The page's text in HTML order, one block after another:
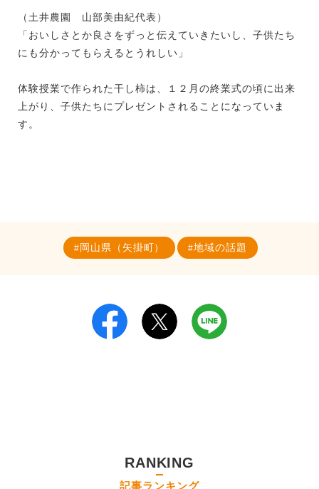
（土井農園 山部美由紀代表）
「おいしさとか良さをずっと伝えていきたいし、子供たち
にも分かってもらえるとうれしい」
体験授業で作られた干し柿は、１２月の終業式の頃に出来
上がり、子供たちにプレゼントされることになっていま
す。
岡山県（矢掛町） 地域の話題
RANKING
記事ランキング